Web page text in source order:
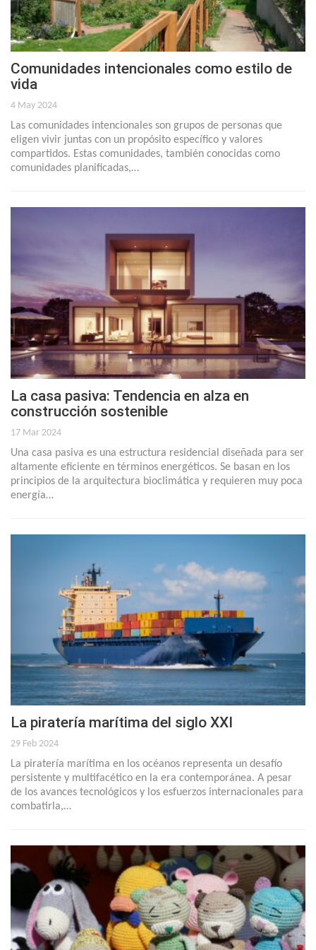
Comunidades intencionales como estilo de
vida
4 May 2024
Las comunidades intencionales son grupos de personas que
eligen vivir juntas con un propósito específico y valores
compartidos. Estas comunidades, también conocidas como
comunidades planificadas,…
La casa pasiva: Tendencia en alza en
construcción sostenible
17 Mar 2024
Una casa pasiva es una estructura residencial diseñada para ser
altamente eficiente en términos energéticos. Se basan en los
principios de la arquitectura bioclimática y requieren muy poca
energía…
La piratería marítima del siglo XXI
29 Feb 2024
La piratería marítima en los océanos representa un desafío
persistente y multifacético en la era contemporánea. A pesar
de los avances tecnológicos y los esfuerzos internacionales para
combatirla,…